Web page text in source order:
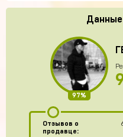
Данные
97%
Отзывов о
продавце: